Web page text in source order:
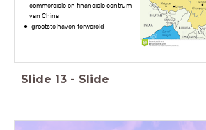
commerciële en financiële centrum
van China
grootste haven terwereld
Slide 13 - Slide